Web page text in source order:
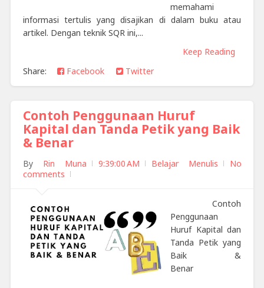
memahami
informasi tertulis yang disajikan di dalam buku atau
artikel. Dengan teknik SQR ini,...
Keep Reading
Share:
Facebook Twitter
Contoh Penggunaan Huruf
Kapital dan Tanda Petik yang Baik
& Benar
By Rin Muna 9:39:00 AM Belajar Menulis
No
comments
Contoh
Penggunaan
Huruf Kapital dan
Tanda Petik yang
Baik &
Benar